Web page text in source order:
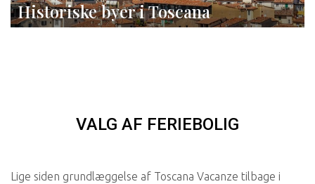
Historiske byer i Toscana
VALG AF FERIEBOLIG
Lige siden grundlæggelse af Toscana Vacanze tilbage i